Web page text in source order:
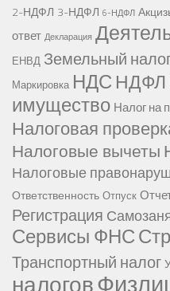
2-НДФЛ 3-НДФЛ 6-НДФЛ
ответ Декларация
ЕНВД Земельный
Маркировка НДС НДФЛ
имущество Налог на
Налоговая
Налоговые вычеты
Налоговые
Ответственность Отпуск
Регистрация
Сервисы ФНС
Транспортный налог